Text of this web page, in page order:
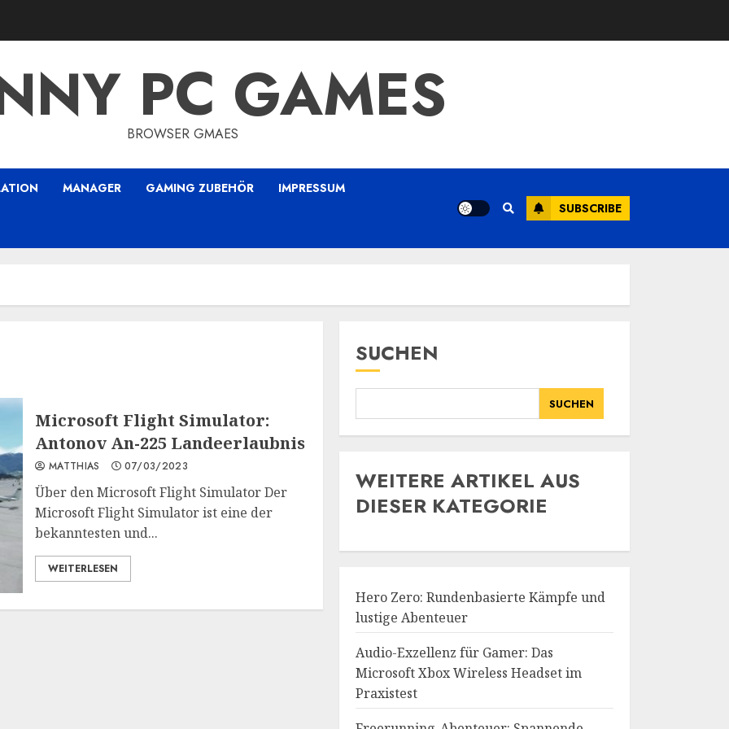
PC GAMES
BROWSER GMAES
MANAGER GAMING ZUBEHÖR IMPRESSUM
SUBSCRIBE
Microsoft Flight Simulator:
Antonov An-225 Landeerlaubnis
MATTHIAS 07/03/2023
Über den Microsoft Flight Simulator Der
Microsoft Flight Simulator ist eine der
bekanntesten und...
WEITERLESEN
SUCHEN
SUCHEN
WEITERE ARTIKEL AUS
DIESER KATEGORIE
Hero Zero: Rundenbasierte Kämpfe und
lustige Abenteuer
Audio-Exzellenz für Gamer: Das
Microsoft Xbox Wireless Headset im
Praxistest